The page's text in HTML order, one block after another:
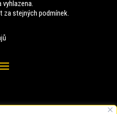
vyhlazena.
za stejných podmínek.